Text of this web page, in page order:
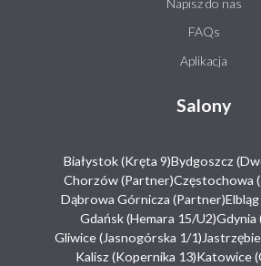
FAQs
Aplikacja
Salony
Białystok (Kręta 9)Bydgoszcz
Chorzów (Partner)Częstochowa
Dąbrowa Górnicza (Partner)
Gdańsk (Hemara 15/U2)Gdynia
Gliwice (Jasnogórska 1/1)
Kalisz (Kopernika 13)Katowice